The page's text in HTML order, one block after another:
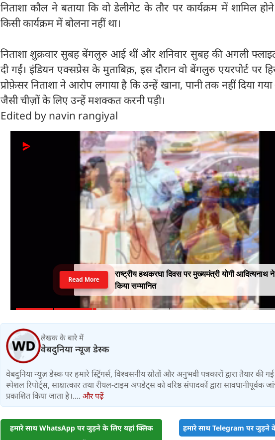
निताशा कौल ने बताया कि वो डेलीगेट के तौर पर कार्यक्रम में शामिल
किसी कार्यक्रम में बोलना नहीं था।
निताशा शुक्रवार सुबह बेंगलुरु आई थीं और शनिवार सुबह की अगली
दी गईं। इंडियन एक्सप्रेस के मुताबिक़, इस दौरान वो बेंगलुरु एयरपोर्ट पर
प्रोफ़ेसर निताशा ने आरोप लगाया है कि उन्हें खाना, पानी तक नहीं दिया
जैसी चीज़ों के लिए उन्हें मशक्कत करनी पड़ी।
Edited by navin rangiyal
राष्ट्रीय हथकरघा दिवस पर मुख्यमंत्री योगी आदित्यनाथ
किया सम्मानित
Read More
लेखक के बारे में
वेबदुनिया न्यूज डेस्क
वेबदुनिया न्यूज़ डेस्क पर हमारे स्ट्रिंगर्स, विश्वसनीय स्रोतों और अनुभवी पत्रकारों द्वारा तैयार की गई
स्पेशल रिपोर्ट्स, साक्षात्कार तथा रीयल-टाइम अपडेट्स को वरिष्ठ संपादकों द्वारा सावधानीपूर्वक
प्रकाशित किया जाता है।.... और पढ़ें
हमारे साथ WhatsApp पर जुड़ने के लिए यहां क्लिक
हमारे साथ Telegram पर जुड़ने